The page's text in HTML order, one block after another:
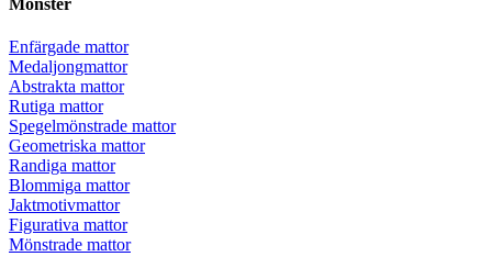
Enfärgade mattor
Medaljongmattor
Abstrakta mattor
Rutiga mattor
Spegelmönstrade mattor
Geometriska mattor
Randiga mattor
Blommiga mattor
Jaktmotivmattor
Figurativa mattor
Mönstrade mattor